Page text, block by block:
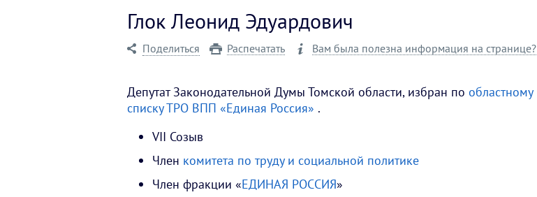
Глок Леонид Эдуардович
Поделиться Распечатать Вам была полезна информация на странице?
Депутат Законодательной Думы Томской области, избран по областному
списку ТРО ВПП «Единая Россия» .
VII Созыв
Член комитета по труду и социальной политике
Член фракции «ЕДИНАЯ РОССИЯ»